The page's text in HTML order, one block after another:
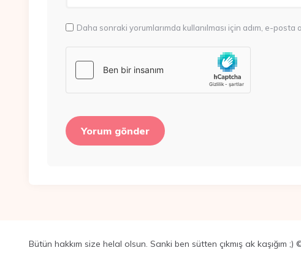
Daha sonraki yorumlarımda kullanılması için adım, e-
Bütün hakkım size helal olsun. Sanki ben sütten çıkmış ak kaşığım ;)